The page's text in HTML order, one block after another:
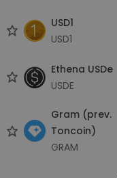
USD1
USD1
Ethena USDe
USDE
Gram (prev.
Toncoin)
GRAM